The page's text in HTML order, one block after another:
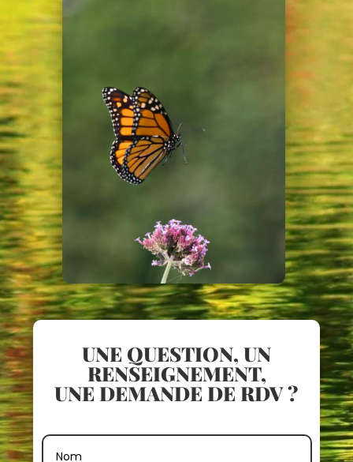
UNE QUESTION, UN
RENSEIGNEMENT,
UNE DEMANDE DE RDV ?